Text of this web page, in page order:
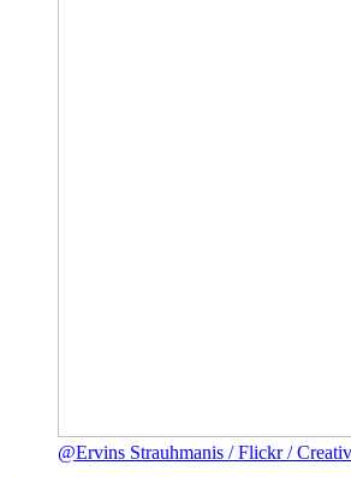
@Ervins Strauhmanis / Flickr /